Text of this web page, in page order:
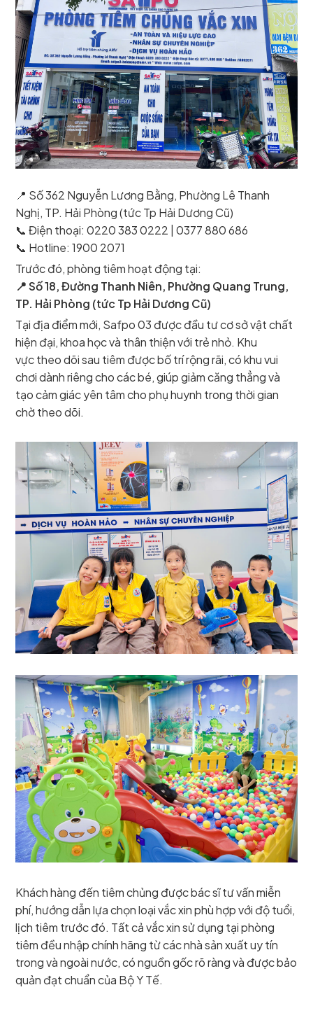
📍 Số 362 Nguyễn Lương Bằng, Phường Lê Thanh
Nghị, TP. Hải Phòng (tức Tp Hải Dương Cũ)
📞 Điện thoại: 0220 383 0222 | 0377 880 686
📞 Hotline: 1900 2071
Trước đó, phòng tiêm hoạt động tại:
📍 Số 18, Đường Thanh Niên, Phường Quang Trung,
TP. Hải Phòng (tức Tp Hải Dương Cũ)
Tại địa điểm mới, Safpo 03 được đầu tư cơ sở vật chất
hiện đại, khoa học và thân thiện với trẻ nhỏ. Khu
vực theo dõi sau tiêm được bố trí rộng rãi, có khu vui
chơi dành riêng cho các bé, giúp giảm căng thẳng và
tạo cảm giác yên tâm cho phụ huynh trong thời gian
chờ theo dõi.
Khách hàng đến tiêm chủng được bác sĩ tư vấn miễn
phí, hướng dẫn lựa chọn loại vắc xin phù hợp với độ tuổi,
lịch tiêm trước đó. Tất cả vắc xin sử dụng tại phòng
tiêm đều nhập chính hãng từ các nhà sản xuất uy tín
trong và ngoài nước, có nguồn gốc rõ ràng và được bảo
quản đạt chuẩn của Bộ Y Tế.